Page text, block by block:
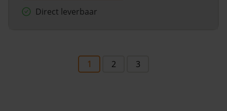
Direct leverbaar
1 2 3